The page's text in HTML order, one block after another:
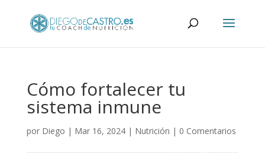
Cómo fortalecer tu
sistema inmune
por Diego | Mar 16, 2024| Nutrición | 0 Comentarios